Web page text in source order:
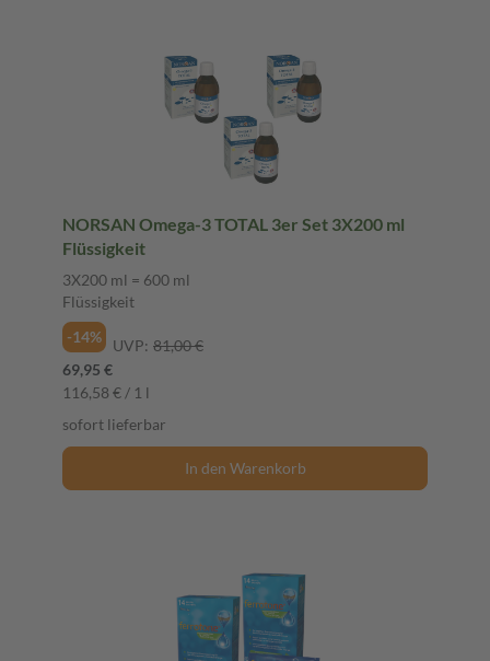
NORSAN Omega-3 TOTAL 3er Set 3X200 ml
Flüssigkeit
3X200 ml = 600 ml
Flüssigkeit
-14%
UVP: 81,00 €
69,95 €
116,58 € / 1 l
sofort lieferbar
In den Warenkorb